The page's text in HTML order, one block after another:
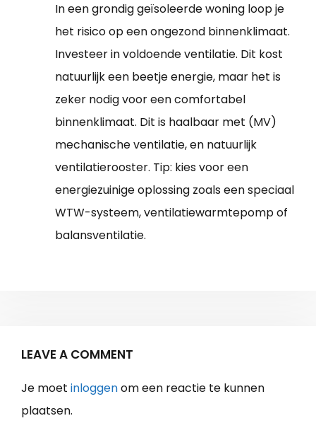
In een grondig geïsoleerde woning loop je
het risico op een ongezond binnenklimaat.
Investeer in voldoende ventilatie. Dit kost
natuurlijk een beetje energie, maar het is
zeker nodig voor een comfortabel
binnenklimaat. Dit is haalbaar met (MV)
mechanische ventilatie, en natuurlijk
ventilatierooster. Tip: kies voor een
energiezuinige oplossing zoals een speciaal
WTW-systeem, ventilatiewarmtepomp of
balansventilatie.
LEAVE A COMMENT
Je moet inloggenom een reactie te kunnen
plaatsen.